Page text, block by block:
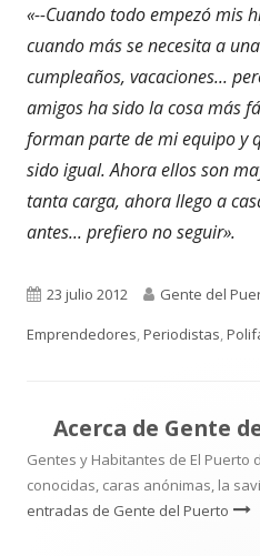
«--Cuando todo empezó mis
cuando más se necesita a
cumpleaños, vacaciones...
amigos ha sido la cosa más
forman parte de mi equipo y
sido igual. Ahora ellos son
tanta carga, ahora llego a
antes... prefiero no seguir».
Publicado
el
23 julio 2012 Autor
Gente del
Emprendedores,Periodistas,
Acerca de Gente
Gentes y Habitantes de El Puerto
conocidas, caras anónimas, la
entradas de Gente del Puerto